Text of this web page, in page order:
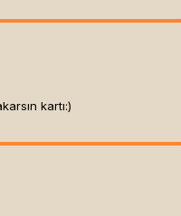
kartı:)